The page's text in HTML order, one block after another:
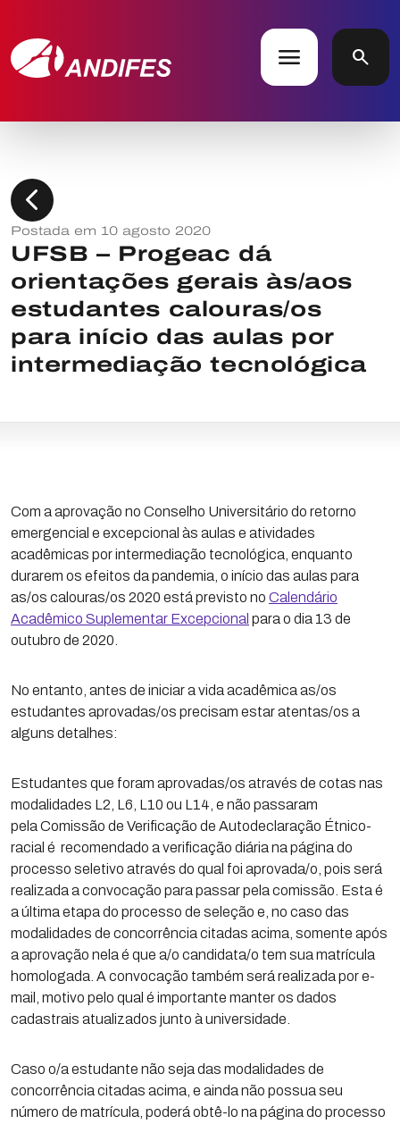
menu search
chevron_left
Postada em 10 agosto 2020
UFSB – Progeac dá
orientações gerais às/aos
estudantes calouras/os
para início das aulas por
intermediação tecnológica
Com a aprovação no Conselho Universitário do retorno
emergencial e excepcional às aulas e atividades
acadêmicas por intermediação tecnológica, enquanto
durarem os efeitos da pandemia, o início das aulas para
as/os calouras/os 2020 está previsto no Calendário
Acadêmico Suplementar Excepcional para o dia 13 de
outubro de 2020.
No entanto, antes de iniciar a vida acadêmica as/os
estudantes aprovadas/os precisam estar atentas/os a
alguns detalhes:
Estudantes que foram aprovadas/os através de cotas nas
modalidades L2, L6, L10 ou L14, e não passaram
pela Comissão de Verificação de Autodeclaração Étnico-
racial é recomendado a verificação diária na página do
processo seletivo através do qual foi aprovada/o, pois será
realizada a convocação para passar pela comissão. Esta é
a última etapa do processo de seleção e, no caso das
modalidades de concorrência citadas acima, somente após
a aprovação nela é que a/o candidata/o tem sua matrícula
homologada. A convocação também será realizada por e-
mail, motivo pelo qual é importante manter os dados
cadastrais atualizados junto à universidade.
Caso o/a estudante não seja das modalidades de
concorrência citadas acima, e ainda não possua seu
número de matrícula, poderá obtê-lo na página do processo